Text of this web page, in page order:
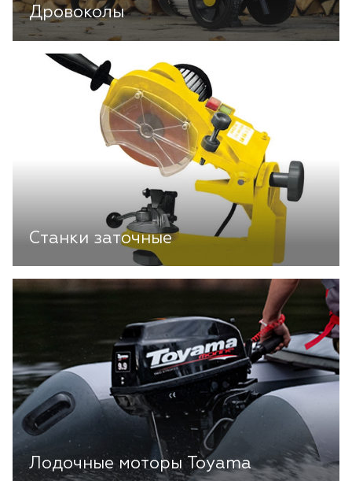
Дровоколы
Станки заточные
Лодочные моторы Toyama